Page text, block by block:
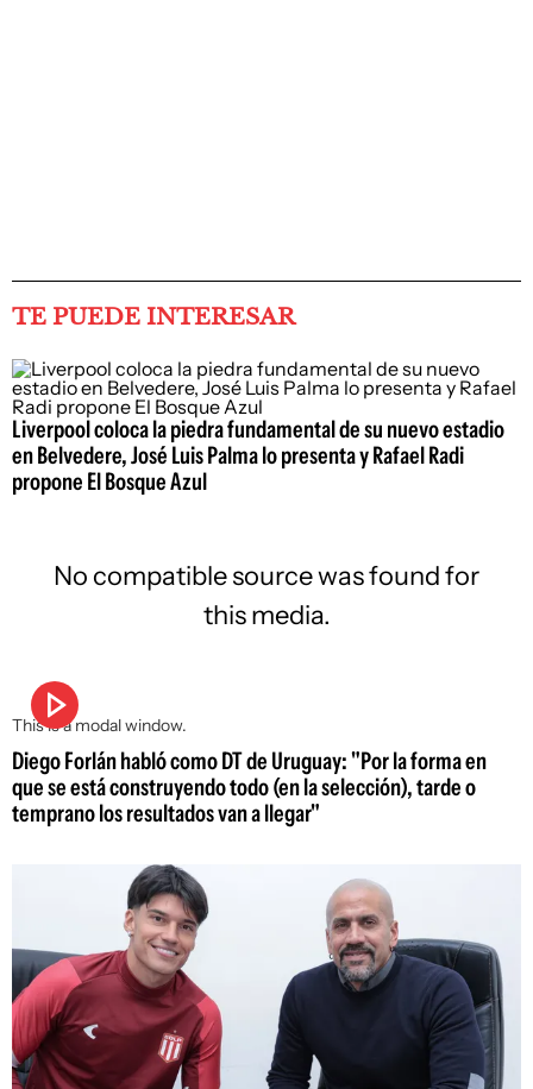
TE PUEDE INTERESAR
Liverpool coloca la piedra fundamental de su nuevo estadio
en Belvedere, José Luis Palma lo presenta y Rafael Radi
propone El Bosque Azul
This is a modal window.
No compatible source was found for
this media.
Diego Forlán habló como DT de Uruguay: "Por la forma en
que se está construyendo todo (en la selección), tarde o
temprano los resultados van a llegar"